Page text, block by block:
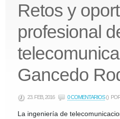
Retos y
profesional
Gancedo
23. FEB, 2016 0 COMENTARIOS()
La ingeniería de